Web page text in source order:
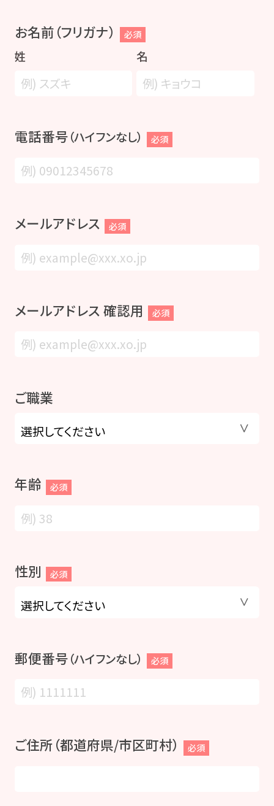
お名前（フリガナ） 必須
姓 名
電話番号（ハイフンなし） 必須
メールアドレス 必須
メールアドレス 確認用 必須
ご職業
年齢 必須
性別 必須
郵便番号（ハイフンなし） 必須
ご住所（都道府県/市区町村） 必須